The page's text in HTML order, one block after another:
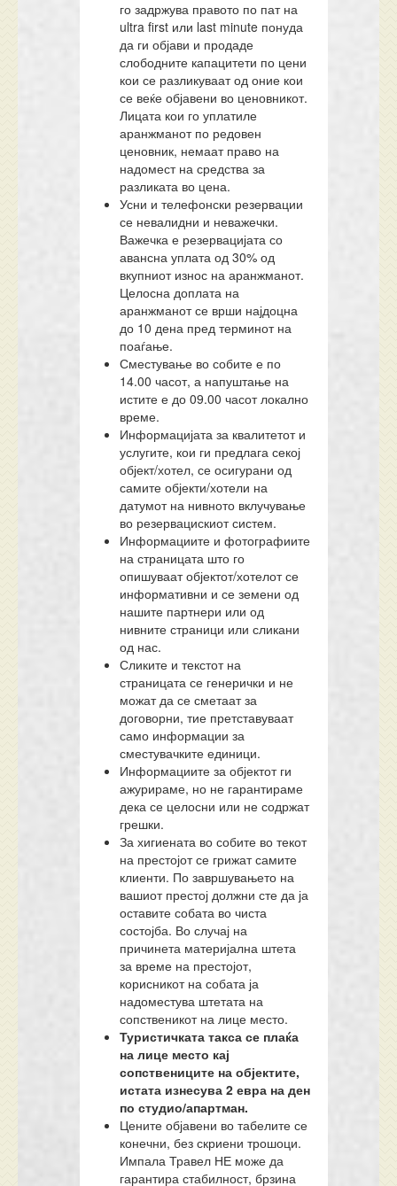
го задржува правото по пат на
ultra first или last minute понуда
да ги објави и продаде
слободните капацитети по цени
кои се разликуваат од оние кои
се веќе објавени во ценовникот.
Лицата кои го уплатиле
аранжманот по редовен
ценовник, немаат право на
надомест на средства за
разликата во цена.
Усни и телефонски резервации
се невалидни и неважечки.
Важечка е резервацијата со
авансна уплата од 30% од
вкупниот износ на аранжманот.
Целосна доплата на
аранжманот се врши најдоцна
до 10 дена пред терминот на
поаѓање.
Сместување во собите е по
14.00 часот, а напуштање на
истите е до 09.00 часот локално
време.
Информацијата за квалитетот и
услугите, кои ги предлага секој
објект/хотел, се осигурани од
самите објекти/хотели на
датумот на нивното вклучување
во резервацискиот систем.
Информациите и фотографиите
на страницата што го
опишуваат објектот/хотелот се
информативни и се земени од
нашите партнери или од
нивните страници или сликани
од нас.
Сликите и текстот на
страницата се генерички и не
можат да се сметаат за
договорни, тие претставуваат
само информации за
сместувачките единици.
Информациите за објектот ги
ажурираме, но не гарантираме
дека се целосни или не содржат
грешки.
За хигиената во собите во текот
на престојот се грижат самите
клиенти. По завршувањето на
вашиот престој должни сте да ја
оставите собата во чиста
состојба. Во случај на
причинета материјална штета
за време на престојот,
корисникот на собата ја
надоместува штетата на
сопственикот на лице место.
Туристичката такса се плаќа
на лице место кај
сопствениците на објектите,
истата изнесува 2 евра на ден
по студио/апартман.
Цените објавени во табелите се
конечни, без скриени трошоци.
Импала Травел НЕ може да
гарантира стабилност, брзина